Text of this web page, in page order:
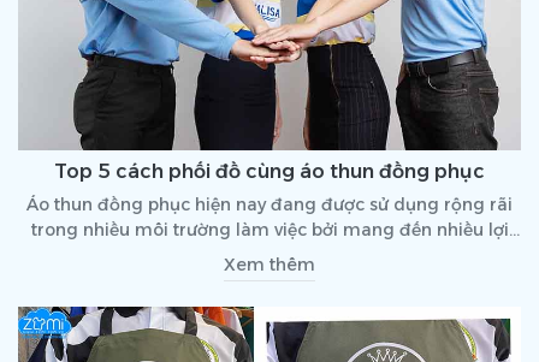
Top 5 cách phối đồ cùng áo thun đồng phục
Áo thun đồng phục hiện nay đang được sử dụng rộng rãi
trong nhiều môi trường làm việc bởi mang đến nhiều lợi
ích tích cực cho công ty, doanh nghiệp. Hãy cùng tham
khảo “Top 5 cách phối đồ cùng áo thun đồng phục” mà ai
cũng có thể thực hiện được qua bài viết dưới đây nhé!
Xem thêm